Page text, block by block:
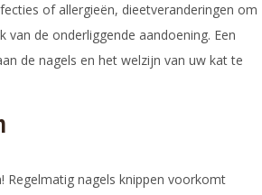
of allergieën, dieetveranderingen om
de onderliggende aandoening. Een
de nagels en het welzijn van uw kat te
Regelmatig nagels knippen voorkomt